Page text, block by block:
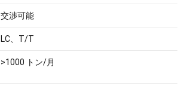
交渉可能
LC、T/T
>1000 トン/月